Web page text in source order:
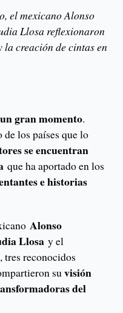
el mexicano Alonso
Llosa reflexionaron
creación de cintas en
gran momento.
de los países que lo
se encuentran
que ha aportado en los
e historias
Alonso
Llosa y el
, tres reconocidos
suvisión
del